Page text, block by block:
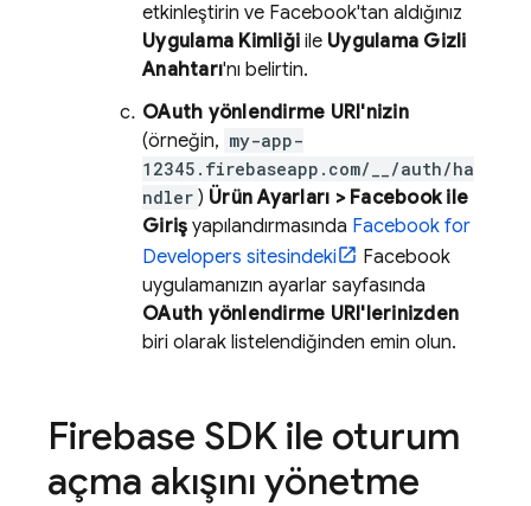
etkinleştirin ve Facebook'tan aldığınız
Uygulama Kimliği ile Uygulama Gizli
Anahtarı'nı belirtin.
OAuth yönlendirme URI'nizin
(örneğin, my-app-
12345.firebaseapp.com/__/auth/ha
ndler ) Ürün Ayarları > Facebook ile
Giriş yapılandırmasında Facebook for
Developers sitesindeki
Facebook
uygulamanızın ayarlar sayfasında
OAuth yönlendirme URI'lerinizden
biri olarak listelendiğinden emin olun.
Firebase SDK ile oturum
açma akışını yönetme